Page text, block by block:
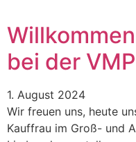
bei der
1. August 2024
Wir freuen uns, heute
Kauffrau im Groß- und